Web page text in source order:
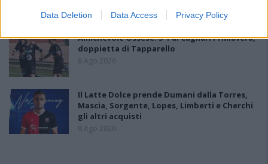
Data Deletion Data Access Privacy Policy
Amichevole Ossese: 3-1 al Cagliari Primavera,
doppietta di Tapparello
8 Ago 2026
Il Latte Dolce prende Dumani dalla Torres,
Mascia, Sorgente, Lopes, Limberti e Cherchi
gli altri acquisti
8 Ago 2026